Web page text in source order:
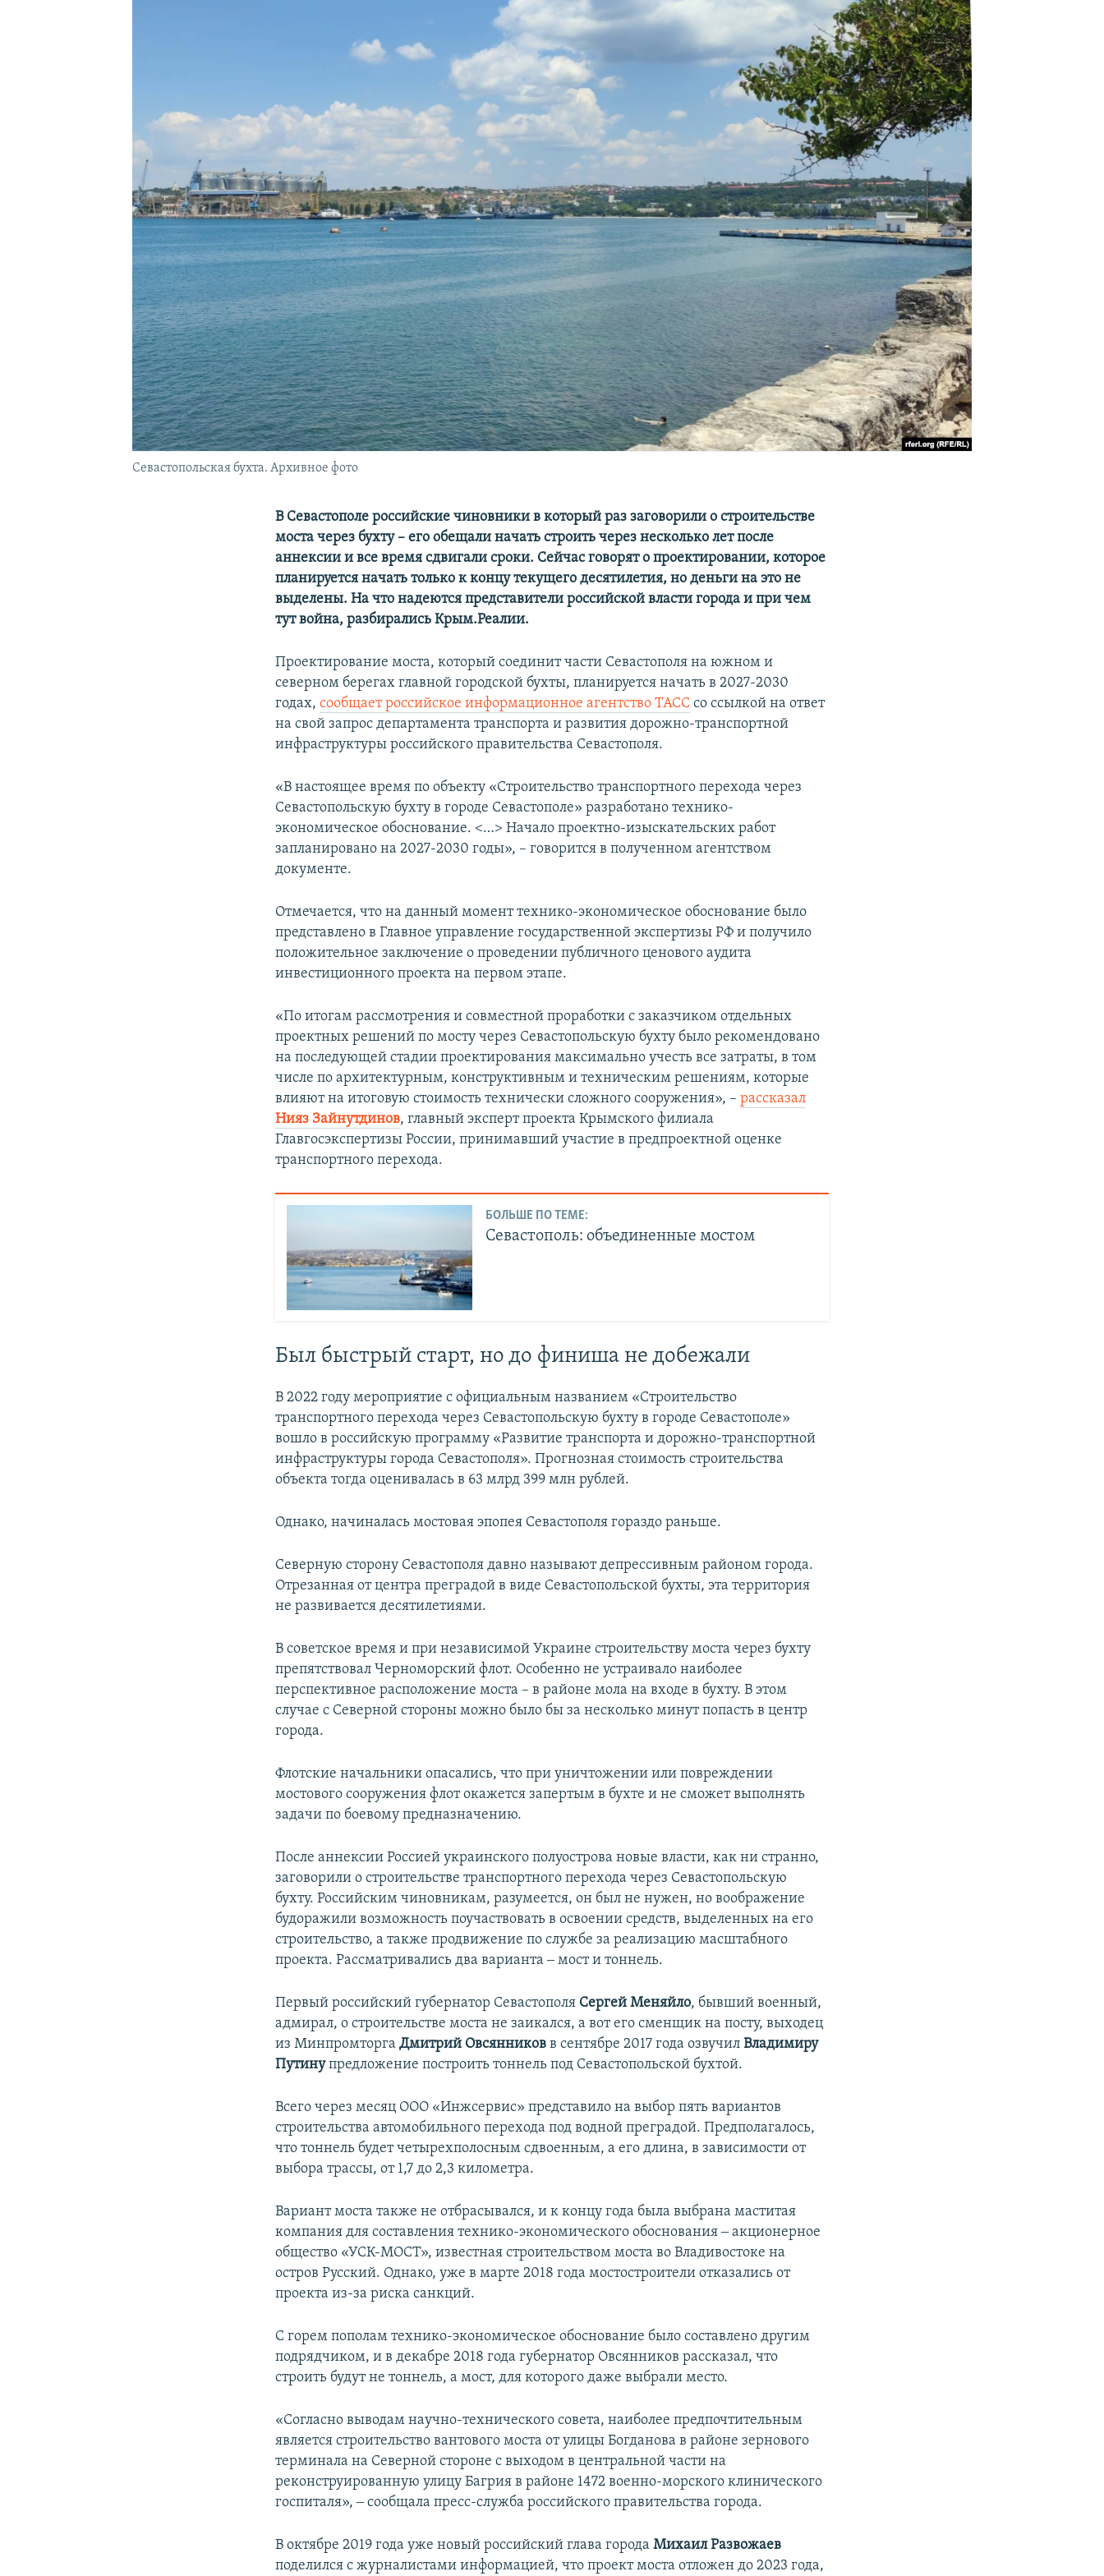
Севастопольская бухта. Архивное фото
В Севастополе российские чиновники в который раз заговорили о строительстве
моста через бухту – его обещали начать строить через несколько лет после
аннексии и все время сдвигали сроки. Сейчас говорят о проектировании, которое
планируется начать только к концу текущего десятилетия, но деньги на это не
выделены. На что надеются представители российской власти города и при чем
тут война, разбирались Крым.Реалии.
Проектирование моста, который соединит части Севастополя на южном и
северном берегах главной городской бухты, планируется начать в 2027-2030
годах,сообщает российское информационное агентство ТАСС со ссылкой на ответ
на свой запрос департамента транспорта и развития дорожно-транспортной
инфраструктуры российского правительства Севастополя.
«В настоящее время по объекту «Строительство транспортного перехода через
Севастопольскую бухту в городе Севастополе» разработано технико-
экономическое обоснование. <…> Начало проектно-изыскательских работ
запланировано на 2027-2030 годы», – говорится в полученном агентством
документе.
Отмечается, что на данный момент технико-экономическое обоснование было
представлено в Главное управление государственной экспертизы РФ и получило
положительное заключение о проведении публичного ценового аудита
инвестиционного проекта на первом этапе.
«По итогам рассмотрения и совместной проработки с заказчиком отдельных
проектных решений по мосту через Севастопольскую бухту было рекомендовано
на последующей стадии проектирования максимально учесть все затраты, в том
числе по архитектурным, конструктивным и техническим решениям, которые
влияют на итоговую стоимость технически сложного сооружения», –рассказал
Нияз Зайнутдинов, главный эксперт проекта Крымского филиала
Главгосэкспертизы России, принимавший участие в предпроектной оценке
транспортного перехода.
БОЛЬШЕ ПО ТЕМЕ:
Севастополь: объединенные мостом
Был быстрый старт, но до финиша не добежали
В 2022 году мероприятие с официальным названием «Строительство
транспортного перехода через Севастопольскую бухту в городе Севастополе»
вошло в российскую программу «Развитие транспорта и дорожно-транспортной
инфраструктуры города Севастополя». Прогнозная стоимость строительства
объекта тогда оценивалась в 63 млрд 399 млн рублей.
Однако, начиналась мостовая эпопея Севастополя гораздо раньше.
Северную сторону Севастополя давно называют депрессивным районом города.
Отрезанная от центра преградой в виде Севастопольской бухты, эта территория
не развивается десятилетиями.
В советское время и при независимой Украине строительству моста через бухту
препятствовал Черноморский флот. Особенно не устраивало наиболее
перспективное расположение моста – в районе мола на входе в бухту. В этом
случае с Северной стороны можно было бы за несколько минут попасть в центр
города.
Флотские начальники опасались, что при уничтожении или повреждении
мостового сооружения флот окажется запертым в бухте и не сможет выполнять
задачи по боевому предназначению.
После аннексии Россией украинского полуострова новые власти, как ни странно,
заговорили о строительстве транспортного перехода через Севастопольскую
бухту. Российским чиновникам, разумеется, он был не нужен, но воображение
будоражили возможность поучаствовать в освоении средств, выделенных на его
строительство, а также продвижение по службе за реализацию масштабного
проекта. Рассматривались два варианта ‒ мост и тоннель.
Первый российский губернатор Севастополя Сергей Меняйло, бывший военный,
адмирал, о строительстве моста не заикался, а вот его сменщик на посту, выходец
из МинпромторгаДмитрий Овсянников в сентябре 2017 года озвучилВладимиру
Путинупредложение построить тоннель под Севастопольской бухтой.
Всего через месяц ООО «Инжсервис» представило на выбор пять вариантов
строительства автомобильного перехода под водной преградой. Предполагалось,
что тоннель будет четырехполосным сдвоенным, а его длина, в зависимости от
выбора трассы, от 1,7 до 2,3 километра.
Вариант моста также не отбрасывался, и к концу года была выбрана маститая
компания для составления технико-экономического обоснования ‒ акционерное
общество «УСК-МОСТ», известная строительством моста во Владивостоке на
остров Русский. Однако, уже в марте 2018 года мостостроители отказались от
проекта из-за риска санкций.
С горем пополам технико-экономическое обоснование было составлено другим
подрядчиком, и в декабре 2018 года губернатор Овсянников рассказал, что
строить будут не тоннель, а мост, для которого даже выбрали место.
«Согласно выводам научно-технического совета, наиболее предпочтительным
является строительство вантового моста от улицы Богданова в районе зернового
терминала на Северной стороне с выходом в центральной части на
реконструированную улицу Багрия в районе 1472 военно-морского клинического
госпиталя», ‒ сообщала пресс-служба российского правительства города.
В октябре 2019 года уже новый российский глава городаМихаил Развожаев
поделился с журналистами информацией, что проект моста отложен до 2023 года,